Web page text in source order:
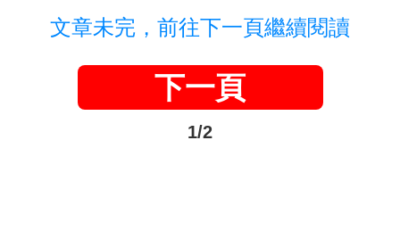
文章未完，前往下一頁繼續閱讀
下一頁
1/2